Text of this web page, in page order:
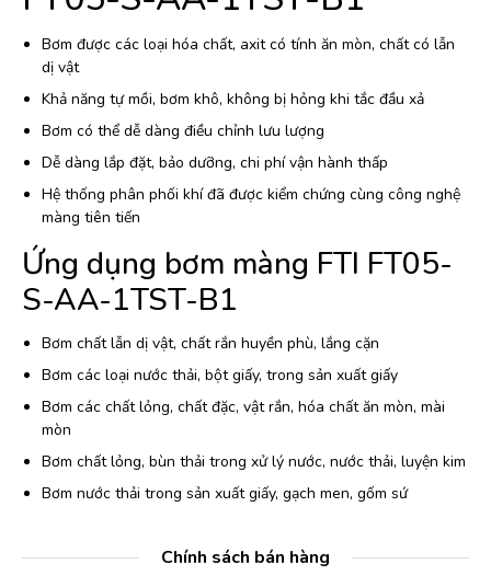
Bơm được các loại hóa chất, axit có tính ăn mòn, chất có lẫn
dị vật
Khả năng tự mồi, bơm khô, không bị hỏng khi tắc đầu xả
Bơm có thể dễ dàng điều chỉnh lưu lượng
Dễ dàng lắp đặt, bảo dưỡng, chi phí vận hành thấp
Hệ thống phân phối khí đã được kiểm chứng cùng công nghệ
màng tiên tiến
Ứng dụng bơm màng FTI FT05-
S-AA-1TST-B1
Bơm chất lẫn dị vật, chất rắn huyền phù, lắng cặn
Bơm các loại nước thải, bột giấy, trong sản xuất giấy
Bơm các chất lỏng, chất đặc, vật rắn, hóa chất ăn mòn, mài
mòn
Bơm chất lỏng, bùn thải trong xử lý nước, nước thải, luyện kim
Bơm nước thải trong sản xuất giấy, gạch men, gốm sứ
Chính sách bán hàng